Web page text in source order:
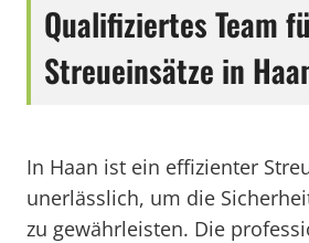
Qualifiziertes Team
Streueinsätze in
In Haan ist ein effizienter
unerlässlich, um die
zu gewährleisten. Die